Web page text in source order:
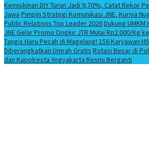
Kemiskinan DIY Turun Jadi 9,70%, Catat Rekor
Jawa Pimpin Strategi Komunikasi JNE, Kurnia
Public Relations Top Leader 2026Dukung
JNE Gelar Promo Ongkir JTR Mulai Rp2.000/Kg
Tangis Haru Pecah di Magelang! 156 Karyawan
Diberangkatkan Umrah Gratis Rotasi Besar di
dan Kapolresta Yogyakarta Resmi Berganti